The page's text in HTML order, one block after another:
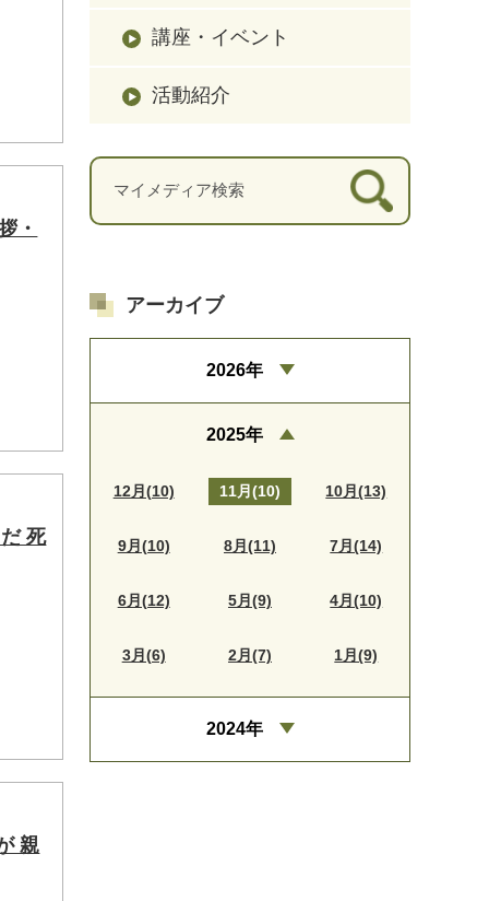
・
死
親
講座・イベント
活動紹介
アーカイブ
2026年
2025年
12月(10) 11月(10) 10月(13)
9月(10) 8月(11) 7月(14)
6月(12) 5月(9) 4月(10)
3月(6) 2月(7) 1月(9)
2024年